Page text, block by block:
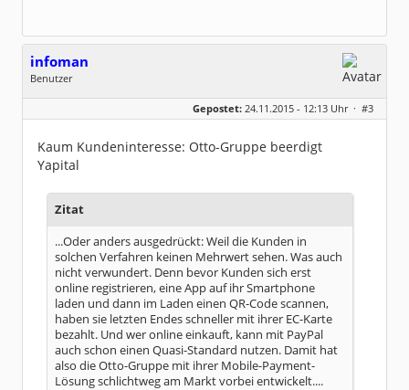
infoman
Benutzer
Geschlecht:
Dabei seit:
06 / 2008
Gepostet: 24.11.2015 - 12:13 Uhr · #3
Kaum Kundeninteresse: Otto-Gruppe beerdigt
Yapital
Zitat
...Oder anders ausgedrückt: Weil die Kunden in
solchen Verfahren keinen Mehrwert sehen. Was auch
nicht verwundert. Denn bevor Kunden sich erst
online registrieren, eine App auf ihr Smartphone
laden und dann im Laden einen QR-Code scannen,
haben sie letzten Endes schneller mit ihrer EC-Karte
bezahlt. Und wer online einkauft, kann mit PayPal
auch schon einen Quasi-Standard nutzen. Damit hat
also die Otto-Gruppe mit ihrer Mobile-Payment-
Lösung schlichtweg am Markt vorbei entwickelt....